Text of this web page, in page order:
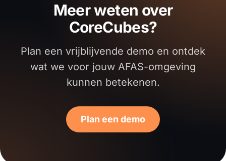
Meer weten over
CoreCubes?
Plan een vrijblijvende demo en ontdek
wat we voor jouw AFAS-omgeving
kunnen betekenen.
Plan een demo